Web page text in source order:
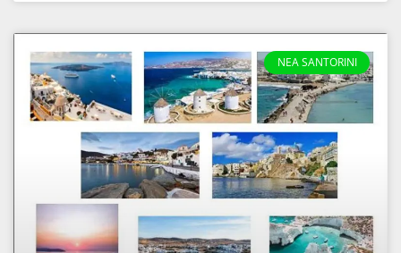
NEA SANTORINI